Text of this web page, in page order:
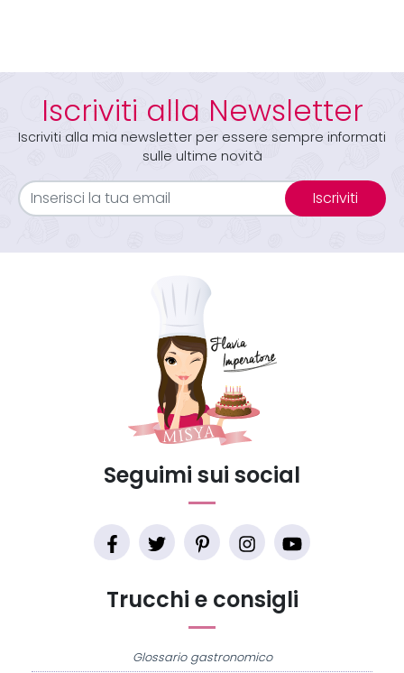
Iscriviti alla Newsletter
Iscriviti alla mia newsletter per essere sempre informati
sulle ultime novità
Iscriviti
Trucchi e consigli
Glossario gastronomico
Seguimi sui social